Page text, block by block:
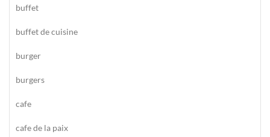
buffet
buffet de cuisine
burger
burgers
cafe
cafe de la paix